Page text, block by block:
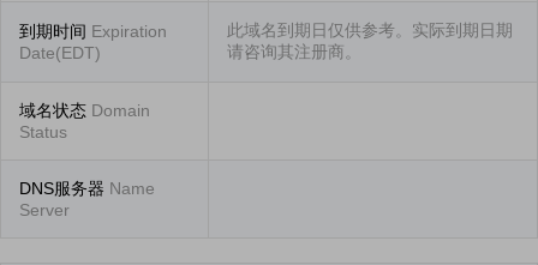
到期时间 Expiration
Date(EDT)
此域名到期日仅供参考。实际到期日期
请咨询其注册商。
域名状态 Domain
Status
DNS服务器 Name
Server